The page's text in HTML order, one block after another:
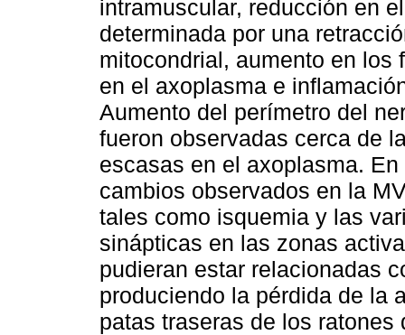
intramuscular, reducción en
determinada por una
mitocondrial, aumento en los
en el axoplasma e
Aumento del perímetro del
fueron observadas cerca de
escasas en el axoplasma.
cambios observados en la
tales como isquemia y las
sinápticas en las zonas
pudieran estar relacionadas
produciendo la pérdida de la
patas traseras de los